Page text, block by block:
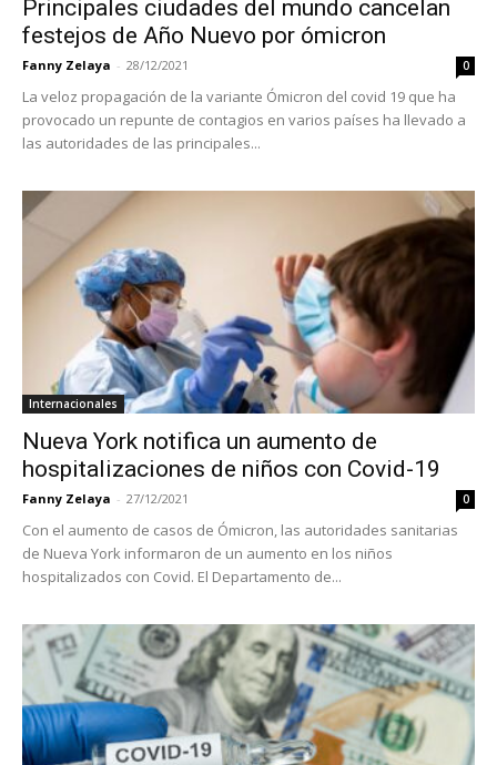
Principales ciudades del mundo cancelan
festejos de Año Nuevo por ómicron
Fanny Zelaya - 28/12/2021 0
La veloz propagación de la variante Ómicron del covid 19 que ha
provocado un repunte de contagios en varios países ha llevado a
las autoridades de las principales...
Internacionales
Nueva York notifica un aumento de
hospitalizaciones de niños con Covid-19
Fanny Zelaya - 27/12/2021 0
Con el aumento de casos de Ómicron, las autoridades sanitarias
de Nueva York informaron de un aumento en los niños
hospitalizados con Covid. El Departamento de...